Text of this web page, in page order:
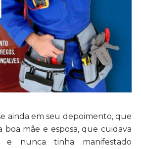
ainda em seu depoimento, que
mãe e esposa, que cuidava
nunca tinha manifestado